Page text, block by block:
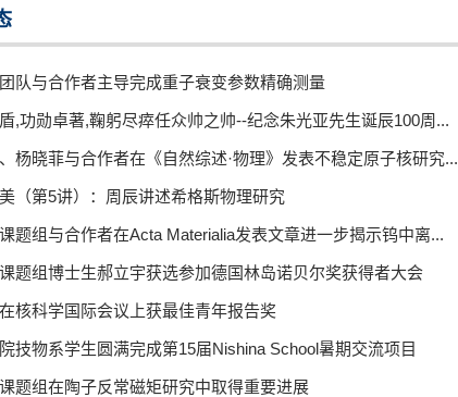
队与合作者主导完成重子衰变参数精确测量
,功勋卓著,鞠躬尽瘁任众帅之帅--纪念朱光亚先生诞辰100周...
杨晓菲与合作者在《自然综述·物理》发表不稳定原子核研究...
（第5讲）：周辰讲述希格斯物理研究
题组与合作者在Acta Materialia发表文章进一步揭示钨中离...
题组博士生郝立宇获选参加德国林岛诺贝尔奖获得者大会
核科学国际会议上获最佳青年报告奖
技物系学生圆满完成第15届Nishina School暑期交流项目
题组在陶子反常磁矩研究中取得重要进展